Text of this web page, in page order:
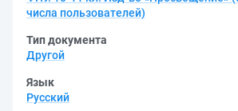
числа пользователей)
Тип документа
Другой
Язык
Русский